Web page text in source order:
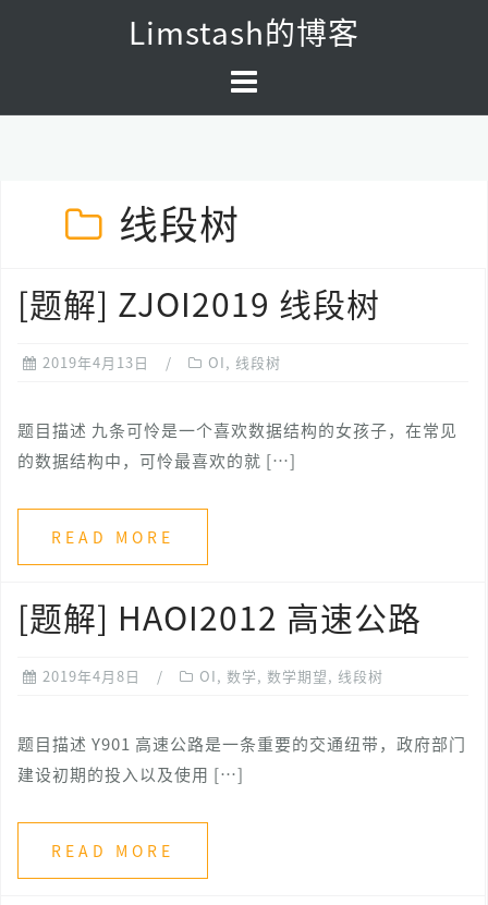
Limstash的博客
线段树
[题解] ZJOI2019 线段树
2019年4月13日 OI, 线段树
题目描述 九条可怜是一个喜欢数据结构的女孩子，在常见
的数据结构中，可怜最喜欢的就 […]
READ MORE
[题解] HAOI2012 高速公路
2019年4月8日 OI, 数学, 数学期望, 线段树
题目描述 Y901 高速公路是一条重要的交通纽带，政府部门
建设初期的投入以及使用 […]
READ MORE